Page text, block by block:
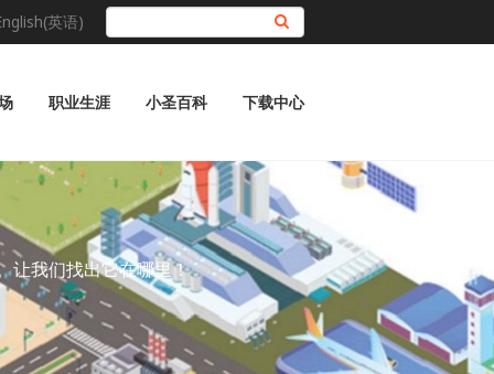
英语)
职业生涯 小圣百科 下载中心